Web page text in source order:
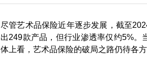
尽管艺术品保险近年逐步发展，截至
出249款产品，但行业渗透率仅约5%
体上看，艺术品保险的破局之路仍待各